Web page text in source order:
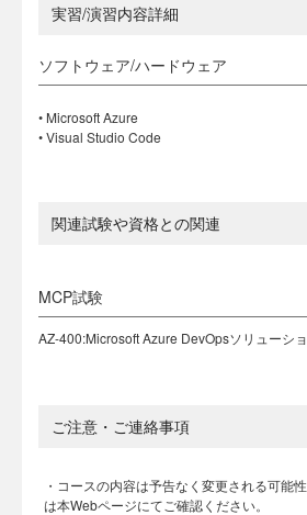
実習/演習内容詳細
ソフトウェア/ハードウェア
• Microsoft Azure
• Visual Studio Code
関連試験や資格との関連
MCP試験
AZ-400:Microsoft Azure DevOpsソリューシ
ご注意・ご連絡事項
・コースの内容は予告なく変更される可能
は本Webページにてご確認ください。